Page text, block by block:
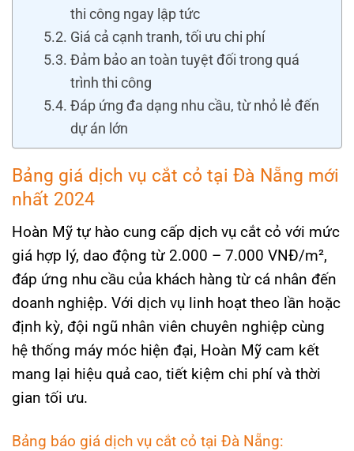
thi công ngay lập tức
Giá cả cạnh tranh, tối ưu chi phí
Đảm bảo an toàn tuyệt đối trong quá
trình thi công
Đáp ứng đa dạng nhu cầu, từ nhỏ lẻ đến
dự án lớn
Bảng giá dịch vụ cắt cỏ tại Đà Nẵng mới
nhất 2024
Hoàn Mỹ tự hào cung cấp dịch vụ cắt cỏ với mức
giá hợp lý, dao động từ 2.000 – 7.000 VNĐ/m²,
đáp ứng nhu cầu của khách hàng từ cá nhân đến
doanh nghiệp. Với dịch vụ linh hoạt theo lần hoặc
định kỳ, đội ngũ nhân viên chuyên nghiệp cùng
hệ thống máy móc hiện đại, Hoàn Mỹ cam kết
mang lại hiệu quả cao, tiết kiệm chi phí và thời
gian tối ưu.
Bảng báo giá dịch vụ cắt cỏ tại Đà Nẵng: